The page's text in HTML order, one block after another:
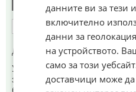
ОТГОВОР
До коментар#5от "име":
Уважаеми тъППопитеко,
знаят, че масовата сеч там
бе разчистен до пролетта на
данните ви за тези
включително
данни за
на устройството.
само за този
доставчици може да